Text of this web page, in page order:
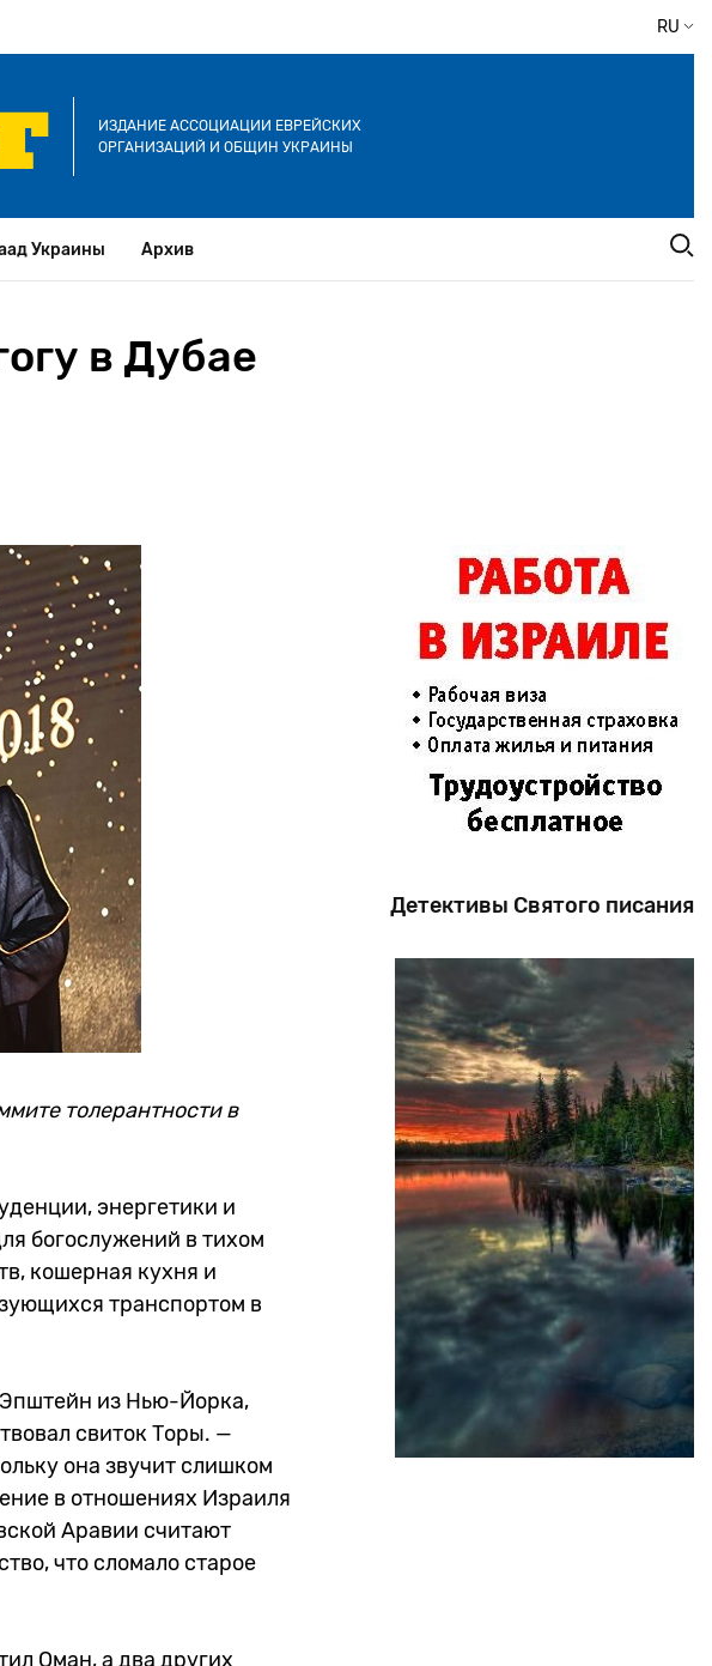
RU
ИЗДАНИЕ АССОЦИАЦИИ ЕВРЕЙСКИХ
ОРГАНИЗАЦИЙ И ОБЩИН УКРАИНЫ
Украины Архив
в Дубае
толерантности в
энергетики и
богослужений в тихом
кошерная кухня и
транспортом в
Эпштейн из Нью-Йорка,
свиток Торы. —
она звучит слишком
в отношениях Израиля
Аравии считают
что сломало старое
Оман, а два других
Детективы Святого писания